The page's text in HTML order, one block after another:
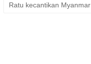
Ratu kecantikan Myanmar